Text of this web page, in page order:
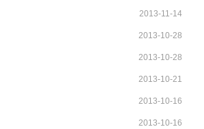
2013-11-14
2013-10-28
2013-10-28
2013-10-21
2013-10-16
2013-10-16